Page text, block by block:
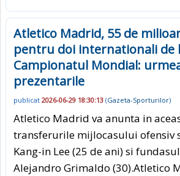
Atletico Madrid, 55 de
pentru doi internationali de
Campionatul Mondial:
prezentarile
publicat 2026-06-29 18:30:13 (Gazeta-Sporturilor)
Atletico Madrid va anunta in
transferurile mijlocasului ofensiv
Kang-in Lee (25 de ani) si
Alejandro Grimaldo (30).Atletico